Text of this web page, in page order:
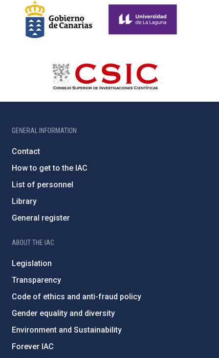
GENERAL INFORMATION
Contact
How to get to the IAC
List of personnel
Library
General register
ABOUT THE IAC
Legislation
Transparency
Code of ethics and anti-fraud policy
Gender equality and diversity
Environment and Sustainability
Forever IAC